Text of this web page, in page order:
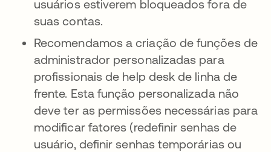
usuários estiverem bloqueados fora de
suas contas.
Recomendamos a criação de funções de
administrador personalizadas para
profissionais de help desk de linha de
frente. Esta função personalizada não
deve ter as permissões necessárias para
modificar fatores (redefinir senhas de
usuário, definir senhas temporárias ou